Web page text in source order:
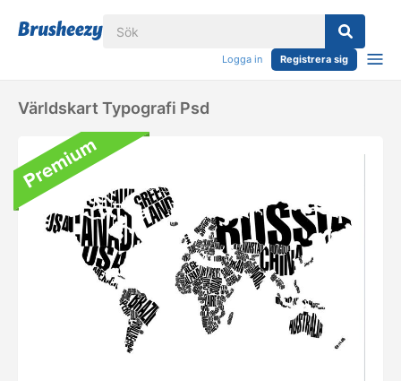
Logga in Registrera sig
Världskart Typografi Psd